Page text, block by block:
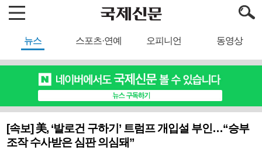
뉴스 스포츠·연예 오피니언 동영상
[속보] 美, ‘발로건 구하기’ 트럼프 개입설 부인…“승부
조작 수사받은 심판 의심돼”